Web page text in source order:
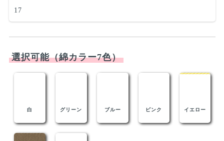
17
選択可能（綿カラー7色）
白 グリーン ブルー ピンク イエロー